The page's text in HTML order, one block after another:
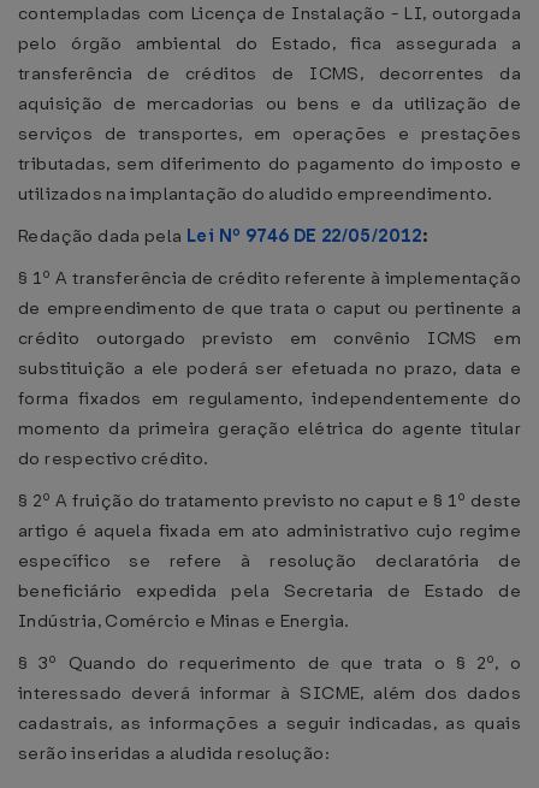
contempladas com Licença de Instalação - LI, outorgada
pelo órgão ambiental do Estado, fica assegurada a
transferência de créditos de ICMS, decorrentes da
aquisição de mercadorias ou bens e da utilização de
serviços de transportes, em operações e prestações
tributadas, sem diferimento do pagamento do imposto e
utilizados na implantação do aludido empreendimento.
Redação dada pela Lei Nº 9746 DE 22/05/2012:
§ 1º A transferência de crédito referente à implementação
de empreendimento de que trata o caput ou pertinente a
crédito outorgado previsto em convênio ICMS em
substituição a ele poderá ser efetuada no prazo, data e
forma fixados em regulamento, independentemente do
momento da primeira geração elétrica do agente titular
do respectivo crédito.
§ 2º A fruição do tratamento previsto no caput e § 1º deste
artigo é aquela fixada em ato administrativo cujo regime
específico se refere à resolução declaratória de
beneficiário expedida pela Secretaria de Estado de
Indústria, Comércio e Minas e Energia.
§ 3º Quando do requerimento de que trata o § 2º, o
interessado deverá informar à SICME, além dos dados
cadastrais, as informações a seguir indicadas, as quais
serão inseridas a aludida resolução: